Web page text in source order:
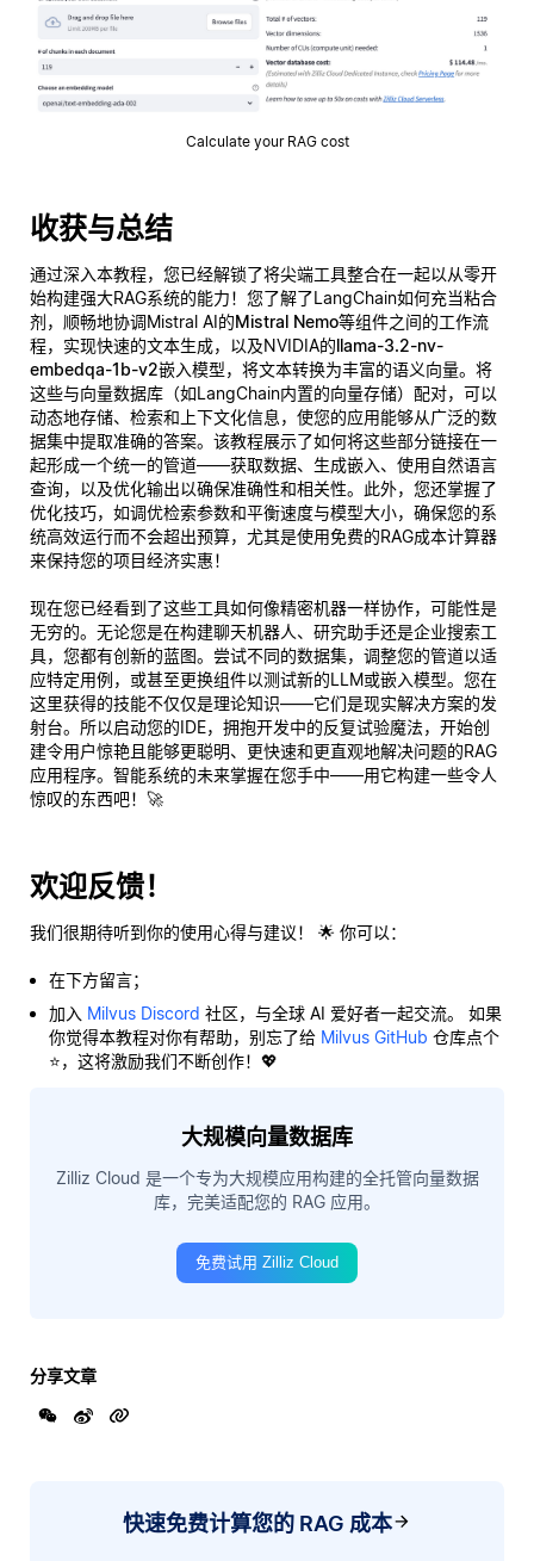
Calculate your RAG cost
收获与总结
通过深入本教程，您已经解锁了将尖端工具整合在一起以从零开
始构建强大RAG系统的能力！您了解了LangChain如何充当粘合
剂，顺畅地协调Mistral AI的Mistral Nemo等组件之间的工作流
程，实现快速的文本生成，以及NVIDIA的llama-3.2-nv-
embedqa-1b-v2嵌入模型，将文本转换为丰富的语义向量。将
这些与向量数据库（如LangChain内置的向量存储）配对，可以
动态地存储、检索和上下文化信息，使您的应用能够从广泛的数
据集中提取准确的答案。该教程展示了如何将这些部分链接在一
起形成一个统一的管道——获取数据、生成嵌入、使用自然语言
查询，以及优化输出以确保准确性和相关性。此外，您还掌握了
优化技巧，如调优检索参数和平衡速度与模型大小，确保您的系
统高效运行而不会超出预算，尤其是使用免费的RAG成本计算器
来保持您的项目经济实惠！
现在您已经看到了这些工具如何像精密机器一样协作，可能性是
无穷的。无论您是在构建聊天机器人、研究助手还是企业搜索工
具，您都有创新的蓝图。尝试不同的数据集，调整您的管道以适
应特定用例，或甚至更换组件以测试新的LLM或嵌入模型。您在
这里获得的技能不仅仅是理论知识——它们是现实解决方案的发
射台。所以启动您的IDE，拥抱开发中的反复试验魔法，开始创
建令用户惊艳且能够更聪明、更快速和更直观地解决问题的RAG
应用程序。智能系统的未来掌握在您手中——用它构建一些令人
惊叹的东西吧！🚀
欢迎反馈！
我们很期待听到你的使用心得与建议！ 🌟 你可以：
在下方留言；
加入 Milvus Discord 社区，与全球 AI 爱好者一起交流。 如果
你觉得本教程对你有帮助，别忘了给 Milvus GitHub 仓库点个
⭐，这将激励我们不断创作！💖
大规模向量数据库
Zilliz Cloud 是一个专为大规模应用构建的全托管向量数据
库，完美适配您的 RAG 应用。
免费试用 Zilliz Cloud
分享文章
快速免费计算您的 RAG 成本